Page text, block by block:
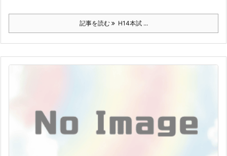
記事を読む H14本試 ...